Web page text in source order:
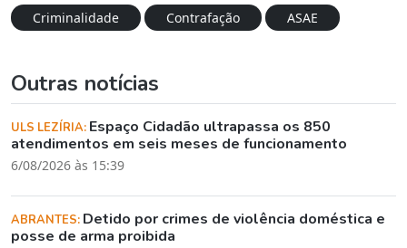
Criminalidade
Contrafação ASAE
Outras notícias
ULS LEZÍRIA: Espaço Cidadão ultrapassa os 850
atendimentos em seis meses de funcionamento
6/08/2026 às 15:39
ABRANTES: Detido por crimes de violência doméstica e
posse de arma proibida